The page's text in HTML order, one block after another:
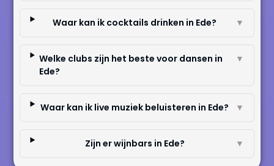
Waar kan ik cocktails drinken in Ede? ▼
Welke clubs zijn het beste voor dansen in
Ede?
▼
Waar kan ik live muziek beluisteren in Ede? ▼
Zijn er wijnbars in Ede? ▼